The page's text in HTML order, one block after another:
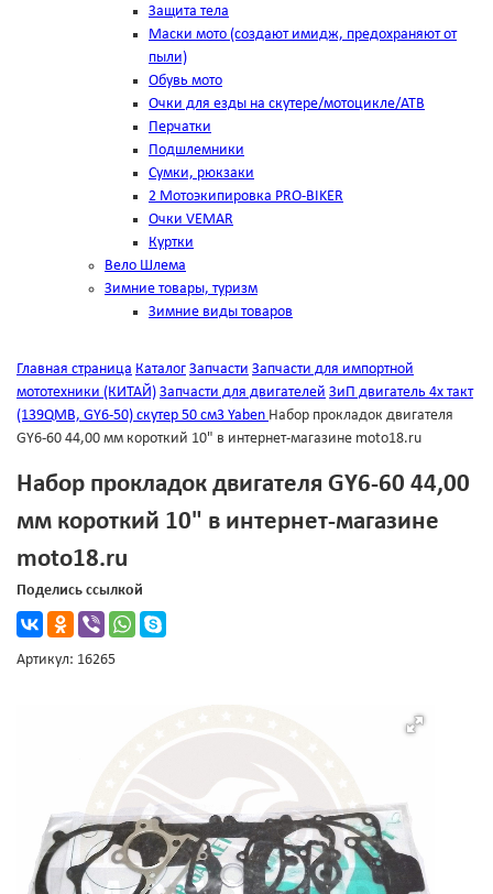
Защита тела
Маски мото (создают имидж, предохраняют от
пыли)
Обувь мото
Очки для езды на скутере/мотоцикле/АТВ
Перчатки
Подшлемники
Сумки, рюкзаки
2 Мотоэкипировка PRO-BIKER
Очки VEMAR
Куртки
Вело Шлема
Зимние товары, туризм
Зимние виды товаров
Главная страница Каталог Запчасти Запчасти для импортной
мототехники (КИТАЙ) Запчасти для двигателей ЗиП двигатель 4х такт
(139QMB, GY6-50) скутер 50 см3 Yaben Набор прокладок двигателя
GY6-60 44,00 мм короткий 10" в интернет-магазине moto18.ru
Набор прокладок двигателя GY6-60 44,00
мм короткий 10" в интернет-магазине
moto18.ru
Поделись ссылкой
Артикул: 16265